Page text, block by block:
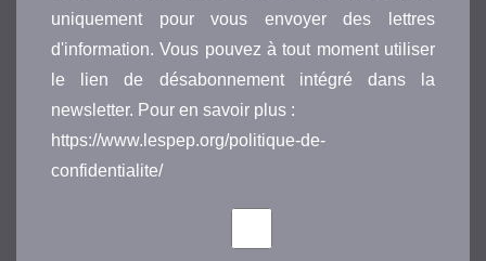
uniquement pour vous envoyer des lettres
d'information. Vous pouvez à tout moment utiliser
le lien de désabonnement intégré dans la
newsletter. Pour en savoir plus :
https://www.lespep.org/politique-de-
confidentialite/